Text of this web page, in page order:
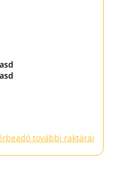
további raktárai